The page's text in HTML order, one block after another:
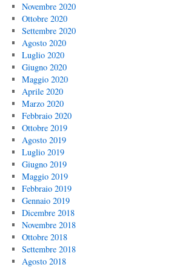
Novembre 2020
Ottobre 2020
Settembre 2020
Agosto 2020
Luglio 2020
Giugno 2020
Maggio 2020
Aprile 2020
Marzo 2020
Febbraio 2020
Ottobre 2019
Agosto 2019
Luglio 2019
Giugno 2019
Maggio 2019
Febbraio 2019
Gennaio 2019
Dicembre 2018
Novembre 2018
Ottobre 2018
Settembre 2018
Agosto 2018